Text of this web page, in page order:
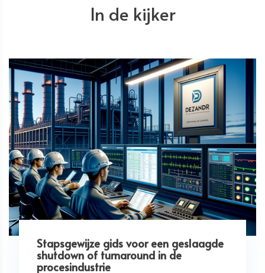
In de kijker
Stapsgewijze gids voor een geslaagde
shutdown of turnaround in de
procesindustrie